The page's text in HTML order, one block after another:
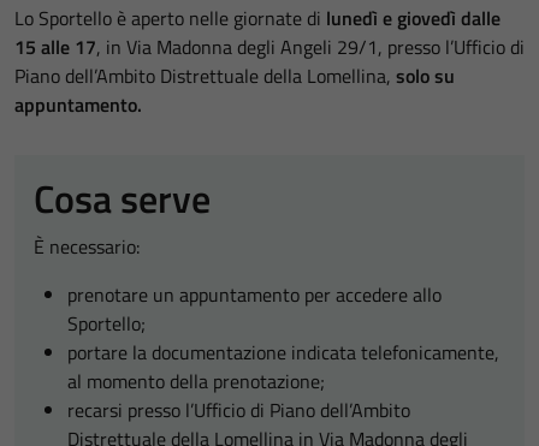
Lo Sportello è aperto nelle giornate di lunedì e giovedì dalle
15 alle 17, in Via Madonna degli Angeli 29/1, presso l’Ufficio di
Piano dell’Ambito Distrettuale della Lomellina, solo su
appuntamento.
Cosa serve
È necessario:
prenotare un appuntamento per accedere allo
Sportello;
portare la documentazione indicata telefonicamente,
al momento della prenotazione;
recarsi presso l’Ufficio di Piano dell’Ambito
Distrettuale della Lomellina in Via Madonna degli